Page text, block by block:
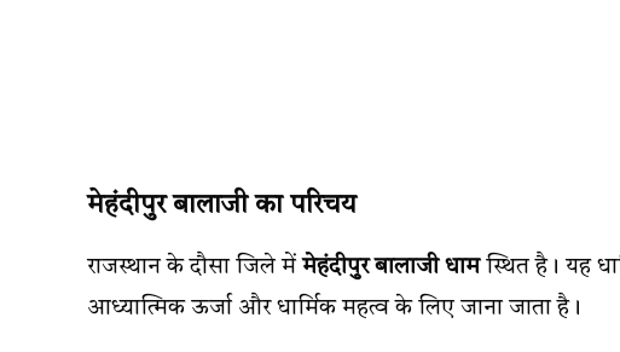
मेहंदीपुर बालाजी का परिचय
राजस्थान के दौसा जिले मेंमेहंदीपुर बालाजी धामस्थित है। यह
आध्यात्मिक ऊर्जा और धार्मिक महत्व के लिए जाना जाता है।